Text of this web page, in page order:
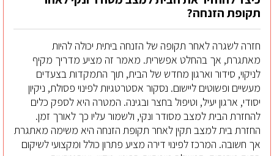
תקופת הזנחה?
חזרה לשגרה לאחר תקופה של הזנחה ביתית יכולה להיות
מאתגרת, אך בהחלט אפשרית. מאמר זה מציע מדריך מקיף
לניקוי, סידור וארגון מחדש של הבית, תוך התמקדות בצעדים
מעשיים ופשוטים ליישום. נסקור אסטרטגיות לפינוי פסולת, ניקיון
יסודי, ארגון יעיל, וטיפול בחצר ובגינה. המטרה היא לספק כלים
להחזרת הבית למצב מסודר ונקי, ולשמור עליו כך לאורך זמן.
החזרת בית למצב תקין לאחר תקופת הזנחה היא משימה מאתגרת
אך חשובה. המרכז לפינוי דירה מציע פתרון כולל ומקצועי לשיקום